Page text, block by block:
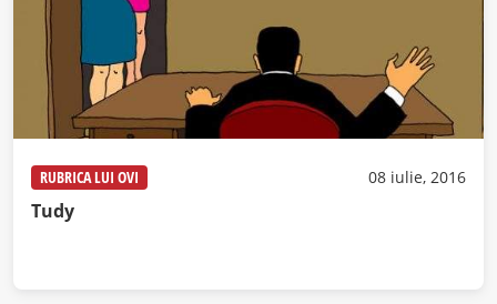
RUBRICA LUI OVI 08 iulie, 2016
Tudy